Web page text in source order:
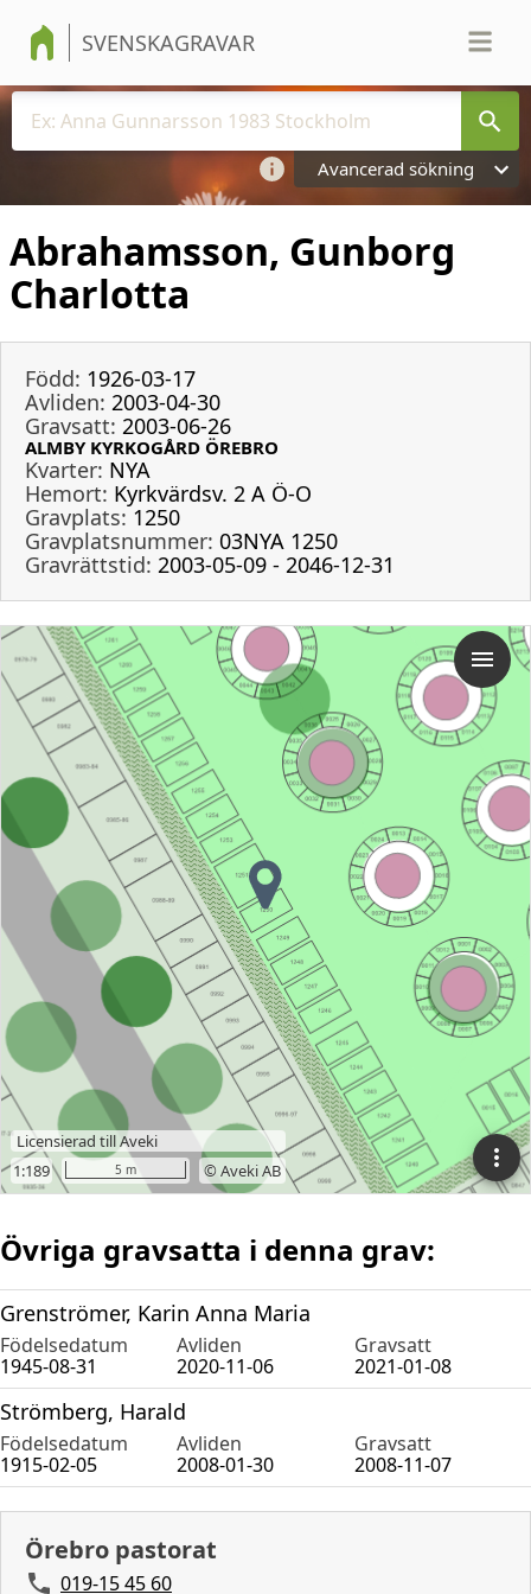
SVENSKAGRAVAR
Avancerad sökning
Abrahamsson, Gunborg
Charlotta
Född: 1926-03-17
Avliden: 2003-04-30
Gravsatt: 2003-06-26
ALMBY KYRKOGÅRD ÖREBRO
Kvarter: NYA
Hemort: Kyrkvärdsv. 2 A Ö-O
Gravplats: 1250
Gravplatsnummer: 03NYA 1250
Gravrättstid: 2003-05-09 - 2046-12-31
Övriga gravsatta i denna grav:
Grenströmer, Karin Anna Maria
Födelsedatum Avliden
Gravsatt
1945-08-31
2020-11-06 2021-01-08
Strömberg, Harald
Födelsedatum Avliden
Gravsatt
1915-02-05
2008-01-30 2008-11-07
Örebro pastorat
019-15 45 60